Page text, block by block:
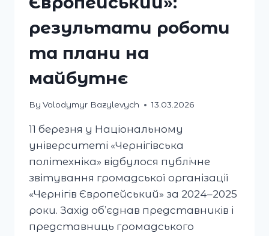
результати роботи
та плани на
майбутнє
By Volodymyr Bazylevych 13.03.2026
11 березня у Національному
університеті «Чернігівська
політехніка» відбулося публічне
звітування громадської організації
«Чернігів Європейський» за 2024–2025
роки. Захід об’єднав представників і
представниць громадського